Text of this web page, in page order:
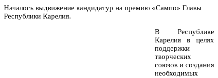
Началось выдвижение кандидатур на премию «Сампо» Главы
Республики Карелия.
В Республике
Карелия в целях
поддержки
творческих
союзов и создания
необходимых